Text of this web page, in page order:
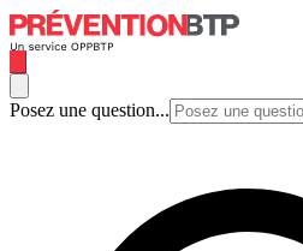
Posez une question...